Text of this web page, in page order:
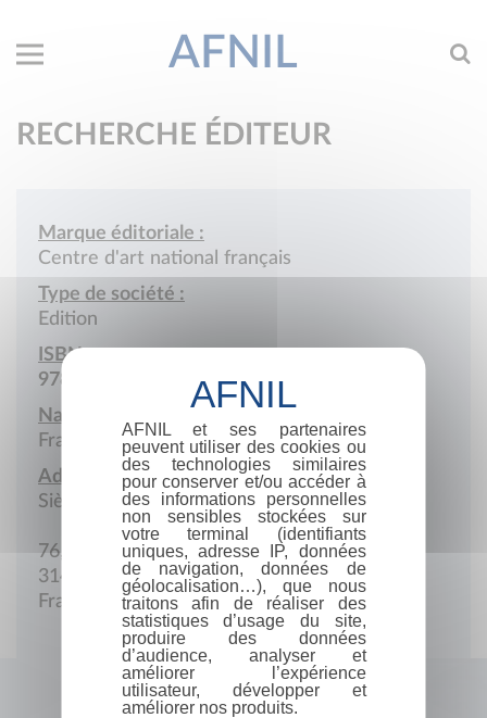
AFNIL
RECHERCHE ÉDITEUR
Marque éditoriale :
Centre d'art national français
Type de société :
Edition
ISBN :
978-2-900447
Nationalité :
France
Adresse :
Siège social
76, quai de Tounis
31400 Toulouse
France
AFNIL et ses partenaires
peuvent utiliser des cookies ou
des technologies similaires
pour conserver et/ou accéder à
des informations personnelles
non sensibles stockées sur
votre terminal (identifiants
uniques, adresse IP, données
de navigation, données de
géolocalisation…), que nous
traitons afin de réaliser des
statistiques d’usage du site,
produire des données
d’audience, analyser et
améliorer l’expérience
utilisateur, développer et
améliorer nos produits.